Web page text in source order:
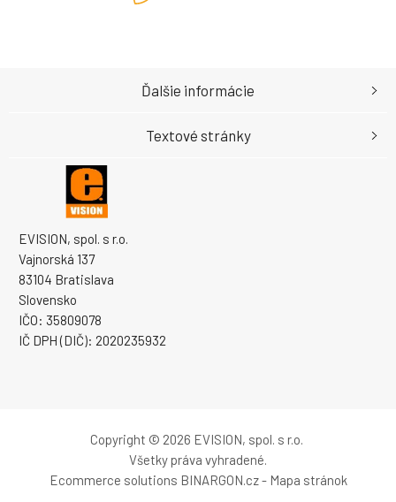
EVISION, spol. s r.o.
Vajnorská 137
83104 Bratislava
Slovensko
IČO: 35809078
IČ DPH (DIČ): 2020235932
Ďalšie informácie
Textové stránky
Copyright © 2026 EVISION, spol. s r.o.
Všetky práva vyhradené.
Ecommerce solutions BINARGON.cz- Mapa stránok